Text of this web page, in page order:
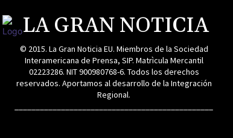
LA GRAN NOTICIA
© 2015. La Gran Noticia EU. Miembros de la Sociedad
Interamericana de Prensa, SIP. Matrìcula Mercantil
02223286. NIT 900980768-6. Todos los derechos
reservados. Aportamos al desarrollo de la Integración
Regional.